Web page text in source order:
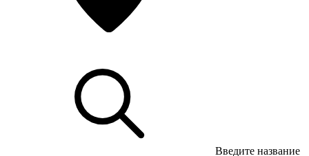
Введите название